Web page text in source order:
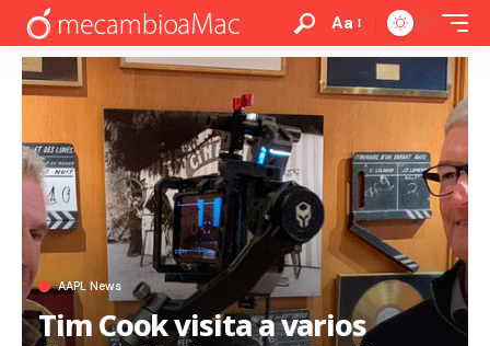
Aa
AAPL News
Tim Cook visita a varios